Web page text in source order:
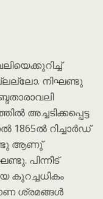
നിഘണ്ടു
അച്ചടിക്കപ്പെട്ട
1865ൽ റിച്ചാർഡ്
ആണു്
പിന്നീട്
കുറച്ചധികം
ശ്രമങ്ങൾ